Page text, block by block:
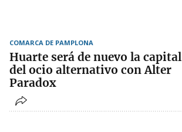
COMARCA DE PAMPLONA
Huarte será de nuevo la capital
del ocio alternativo con Alter
Paradox